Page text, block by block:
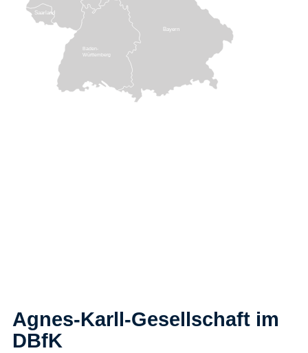
Bayern
Baden-
Württemberg
Saarland
Agnes-Karll-Gesellschaft im
DBfK